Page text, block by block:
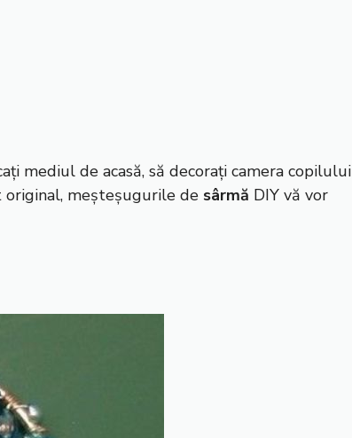
mediul de acasă, să decorați camera copilului
original, meșteșugurile de sârmă DIY vă vor